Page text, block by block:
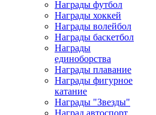
Награды футбол
Награды хоккей
Награды волейбол
Награды баскетбол
Награды
единоборства
Награды плавание
Награды фигурное
катание
Награды "Звезды"
Наград автоспорт